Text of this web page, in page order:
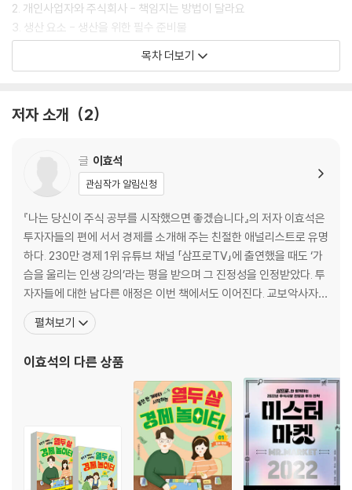
2. 개인사업자와 주식회사 - 책임지는 방법이 달라요
3. 생산 요소 - 생산을 위한 필수 준비물
4. 노동 - AI 시대와 일의 가치
5. 규모의 경제 - 규모가 커질수록 이익도 커져요
제2장. 세상에서 벌어지는 다양한 경제활동
1. 이윤 - 이익을 위한 보이지 않는 줄다리기
2. 경쟁 - 내 것을 위한 치열한 싸움
3. 독점 - 하나가 모두를 지배해요
4. 담합 - 경제를 망치는 어두운 약속
5. 무역 - 나라끼리 서로 필요한 것을 사고팔아요
---------------------------------------------------
제3장. 우리나라는 부자예요?
---------------------------------------------------
1. 국내총생산 - 한 나라의 경제 규모를 파악하는 지표
2. 세금 - 나라 살림을 위한 돈
3. 소득 - 돈을 버는 여러 가지 방법들
---------------------------------------------------
제4장. 우리는 언제나 선택해야 해요
목차 더보기
저자 소개 2
글 이효석
관심작가 알림신청
『나는 당신이 주식 공부를 시작했으면 좋겠습니다』의 저자 이효석은
투자자들의 편에 서서 경제를 소개해 주는 친절한 애널리스트로 유명
하다. 230만 경제 1위 유튜브 채널 「삼프로TV」에 출연했을 때도 ‘가
슴을 울리는 인생 강의’라는 평을 받으며 그 진정성을 인정받았다. 투
자자들에 대한 남다른 애정은 이번 책에서도 이어진다. 교보악사자산
운용에서 헤지펀드를 운용하면서 쌓은 경험과 노하우로 투자자들에
게 실질적인 도움을 주는 리서치를 하고 있다. 2015년 포브스코리아
전략 팀장을 지냈다. 현재는 핀테크 스타트업 업라
펼쳐보기
이효석의 다른 상품